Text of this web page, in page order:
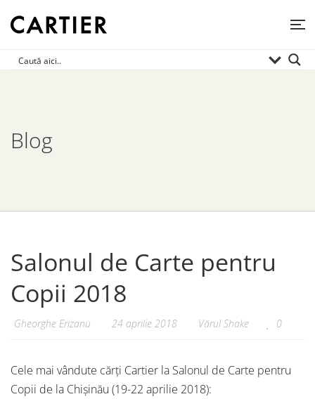
Blog
Salonul de Carte pentru
Copii 2018
Gheorghe Erizanu 24 aprilie 2018 Vărul Shake 0
Cele mai vândute cărți Cartier la Salonul de Carte pentru
Copii de la Chișinău (19-22 aprilie 2018):